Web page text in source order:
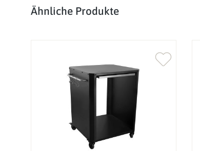
Produktgalerie überspringen
Ähnliche Produkte